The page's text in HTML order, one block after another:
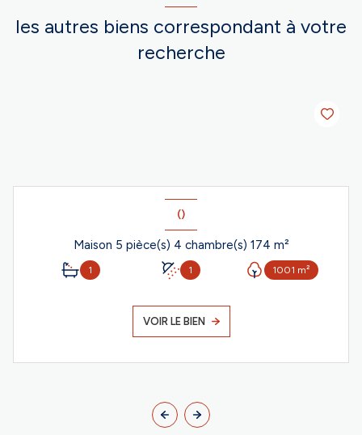
les autres biens correspondant à votre
recherche
()
Maison 5 pièce(s) 4 chambre(s) 174 m²
1 1 1001 m²
VOIR LE BIEN